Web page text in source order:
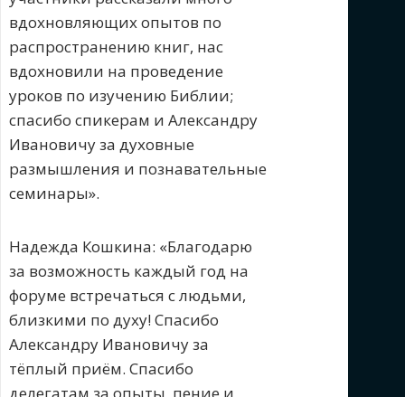
вдохновляющих опытов по
распространению книг, нас
вдохновили на проведение
уроков по изучению Библии;
спасибо спикерам и Александру
Ивановичу за духовные
размышления и познавательные
семинары».
Надежда Кошкина: «Благодарю
за возможность каждый год на
форуме встречаться с людьми,
близкими по духу! Спасибо
Александру Ивановичу за
тёплый приём. Спасибо
делегатам за опыты, пение и